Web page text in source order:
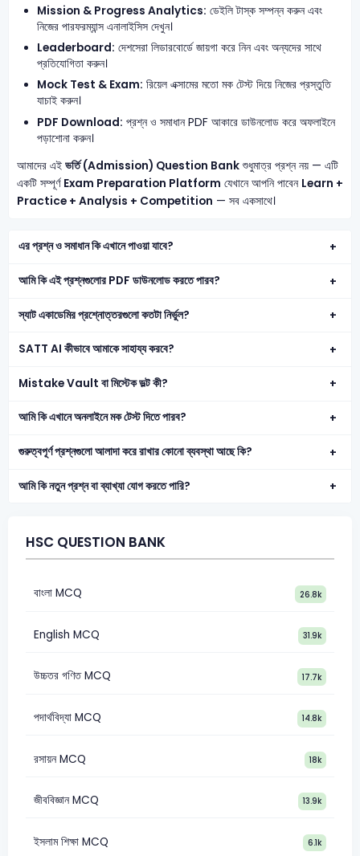
Mission & Progress Analytics: ডেইলি টাস্ক সম্পন্ন করুন এবং
নিজের পারফরম্যান্স এনালাইসিস দেখুন।
Leaderboard: দেশসেরা লিডারবোর্ডে জায়গা করে নিন এবং অন্যদের সাথে
প্রতিযোগিতা করুন।
Mock Test & Exam: রিয়েল এক্সামের মতো মক টেস্ট দিয়ে নিজের প্রস্তুতি
যাচাই করুন।
PDF Download: প্রশ্ন ও সমাধান PDF আকারে ডাউনলোড করে অফলাইনে
পড়াশোনা করুন।
আমাদের এই ভর্তি (Admission) Question Bankশুধুমাত্র প্রশ্ন নয় — এটি
একটি সম্পূর্ণ Exam Preparation Platform যেখানে আপনি পাবেন Learn +
Practice + Analysis + Competition — সব একসাথে।
এর প্রশ্ন ও সমাধান কি এখানে পাওয়া যাবে?
আমি কি এই প্রশ্নগুলোর PDF ডাউনলোড করতে পারব?
স্যাট একাডেমির প্রশ্নোত্তরগুলো কতটা নির্ভুল?
SATT AI কীভাবে আমাকে সাহায্য করবে?
Mistake Vault বা মিস্টেক ভল্ট কী?
আমি কি এখানে অনলাইনে মক টেস্ট দিতে পারব?
গুরুত্বপূর্ণ প্রশ্নগুলো আলাদা করে রাখার কোনো ব্যবস্থা আছে কি?
আমি কি নতুন প্রশ্ন বা ব্যাখ্যা যোগ করতে পারি?
HSC QUESTION BANK
বাংলা MCQ 26.8k
English MCQ 31.9k
উচ্চতর গণিত MCQ 17.7k
পদার্থবিদ্যা MCQ 14.8k
রসায়ন MCQ 18k
জীববিজ্ঞান MCQ 13.9k
ইসলাম শিক্ষা MCQ 6.1k